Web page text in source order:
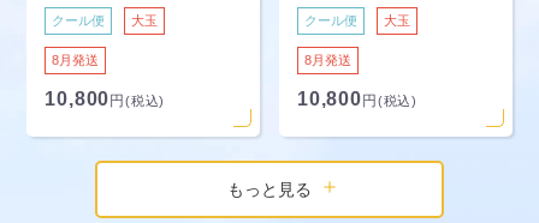
クール便 大玉
8月発送
10,800円(税込)
クール便 大玉
8月発送
10,800円(税込)
もっと見る